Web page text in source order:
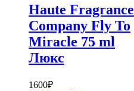
Haute Fragrance
Company Fly To
Miracle 75 ml
Люкс
1600₽